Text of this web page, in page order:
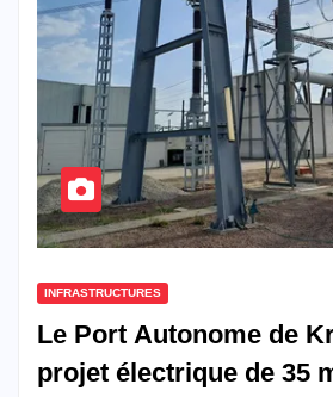
INFRASTRUCTURES
Le Port Autonome de
projet électrique de 35